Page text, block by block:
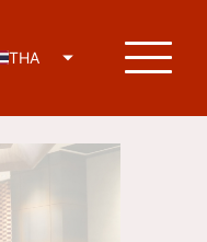
THA